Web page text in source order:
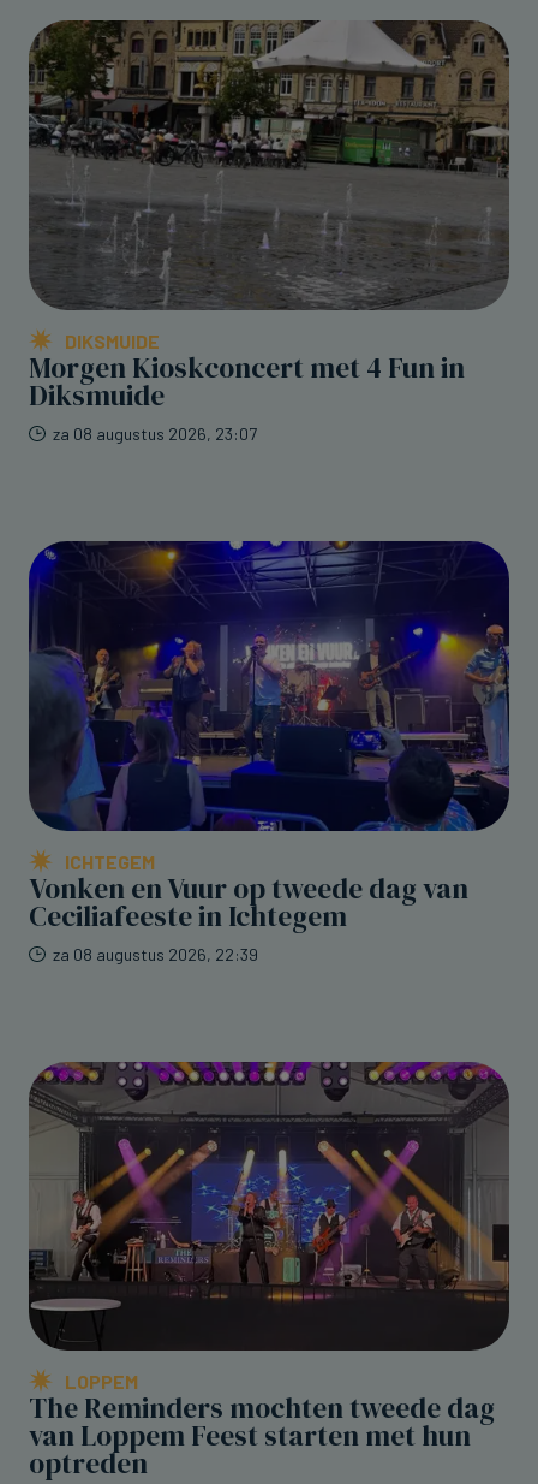
DIKSMUIDE
Morgen Kioskconcert met 4 Fun in
Diksmuide
za 08 augustus 2026, 23:07
ICHTEGEM
Vonken en Vuur op tweede dag van
Ceciliafeeste in Ichtegem
za 08 augustus 2026, 22:39
LOPPEM
The Reminders mochten tweede dag
van Loppem Feest starten met hun
optreden